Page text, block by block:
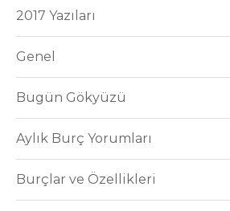
2017 Yazıları
Genel
Bugün Gökyüzü
Aylık Burç Yorumları
Burçlar ve Özellikleri